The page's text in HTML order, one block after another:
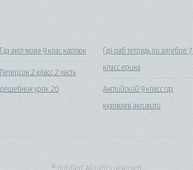
Гдз англ мова 9 клас карпюк
Петерсон 2 класс 2 часть
решебник урок 20
Гдз раб тетрадь по алгебре 7
класс ерина
Английский 9 класс гдз
кузовлев активити